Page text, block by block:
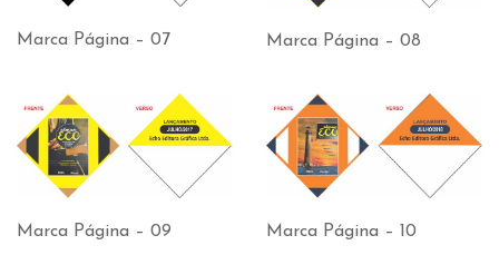
Marca Página – 07 Marca Página – 08
Marca Página – 09 Marca Página – 10